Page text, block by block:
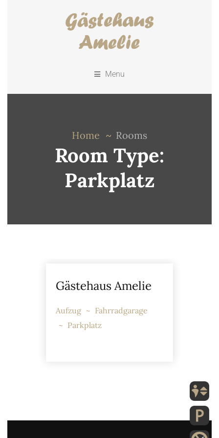
Menu
Room Type:
Parkplatz
Home Rooms
Gästehaus Amelie
Aufzug
Fahrradgarage
Parkplatz